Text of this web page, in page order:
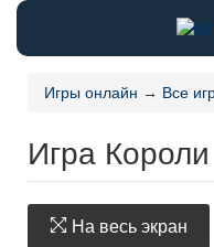
Игры онлайн → Все
Игра
На весь экран